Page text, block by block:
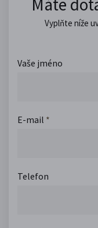
Vyplňte níže
Vaše jméno
E-mail *
Telefon